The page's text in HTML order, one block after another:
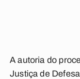
A autoria do
Justiça de